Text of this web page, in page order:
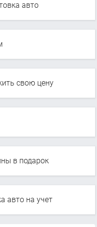
авто
свою цену
в подарок
авто на учет